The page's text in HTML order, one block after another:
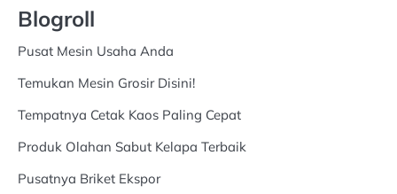
Blogroll
Pusat Mesin Usaha Anda
Temukan Mesin Grosir Disini!
Tempatnya Cetak Kaos Paling Cepat
Produk Olahan Sabut Kelapa Terbaik
Pusatnya Briket Ekspor